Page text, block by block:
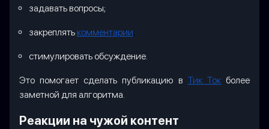
задавать вопросы;
закреплять комментарии;
стимулировать обсуждение.
Это помогает сделать публикацию в Тик Ток более
заметной для алгоритма.
Реакции на чужой контент